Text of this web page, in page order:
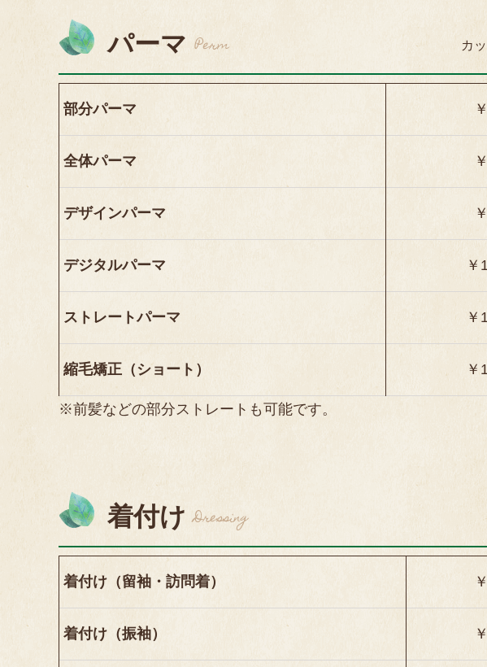
パーマ Perm カ
部分パーマ
全体パーマ
デザインパーマ
デジタルパーマ ￥
ストレートパーマ ￥
縮毛矯正（ショート） ￥
※前髪などの部分ストレートも可能です。
着付け Dressing
着付け（留袖・訪問着）
着付け（振袖）